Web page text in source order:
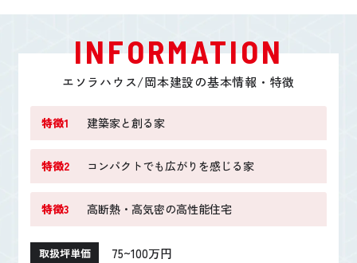
INFORMATION
エソラハウス/岡本建設の基本情報・特徴
特徴1 建築家と創る家
特徴2 コンパクトでも広がりを感じる家
特徴3 高断熱・高気密の高性能住宅
取扱坪単価 75~100万円